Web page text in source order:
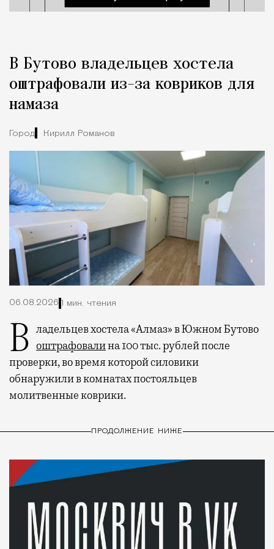
В Бутово владельцев хостела
оштрафовали из-за ковриков для
намаза
Город Кирилл Романов
06.08.2026 1 мин. чтения
Владельцев хостела «Алмаз» в Южном Бутово
оштрафовалина 100 тыс. рублей после
проверки, во время которой силовики
обнаружили в комнатах постояльцев
молитвенные коврики.
ПРОДОЛЖЕНИЕ НИЖЕ